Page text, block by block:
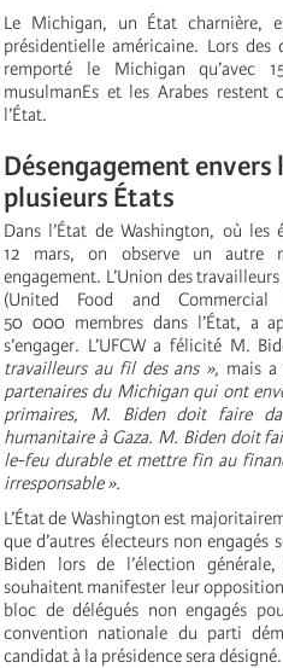
Le Michigan, un État charnière,
présidentielle américaine. Lors des
remporté le Michigan qu’avec
musulmanEs et les Arabes
l’État.
Désengagement envers
plusieurs États
Dans l’État de Washington, où
12 mars, on observe un autre
engagement. L’Union des
(United Food and
50 000 membres dans l’État, a
s’engager. L’UFCW a félicité M.
travailleurs au fil des ans », mais
partenaires du Michigan qui ont
primaires, M. Biden doit faire
humanitaire à Gaza. M. Biden doit
le-feu durable et mettre fin au
irresponsable ».
L’État de Washington est
que d’autres électeurs non
Biden lors de l’élection
souhaitent manifester leur
bloc de délégués non engagés
convention nationale du parti
candidat à la présidence sera désigné.